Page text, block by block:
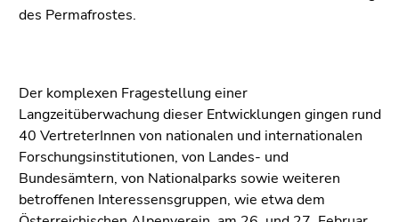
des Permafrostes.
Der komplexen Fragestellung einer
Langzeitüberwachung dieser Entwicklungen gingen rund
40 VertreterInnen von nationalen und internationalen
Forschungsinstitutionen, von Landes- und
Bundesämtern, von Nationalparks sowie weiteren
betroffenen Interessensgruppen, wie etwa dem